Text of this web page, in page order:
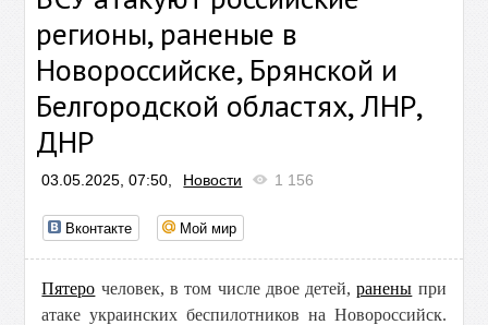
регионы, раненые в
Новороссийске, Брянской и
Белгородской областях, ЛНР,
ДНР
03.05.2025, 07:50, Новости 1 156
Вконтакте Мой мир
Пятеро человек, в том числе двое детей,ранены при
атаке украинских беспилотников на Новороссийск.